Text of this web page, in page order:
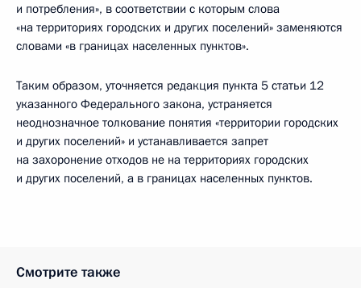
и потребления», в соответствии с которым слова
«на территориях городских и других поселений» заменяются
словами «в границах населенных пунктов».
Таким образом, уточняется редакция пункта 5 статьи 12
указанного Федерального закона, устраняется
неоднозначное толкование понятия «территории городских
и других поселений» и устанавливается запрет
на захоронение отходов не на территориях городских
и других поселений, а в границах населенных пунктов.
Смотрите также